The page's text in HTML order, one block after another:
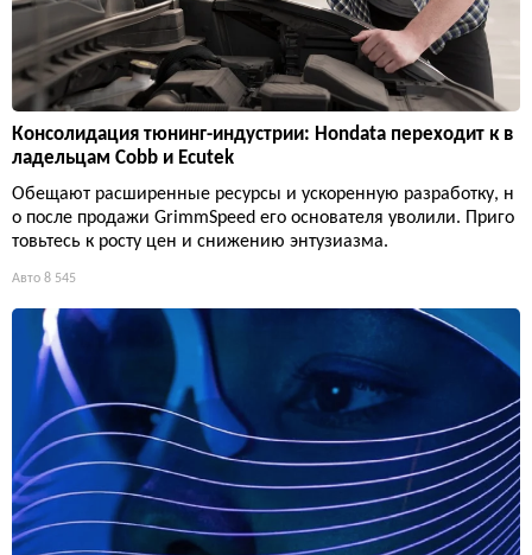
Консолидация тюнинг-индустрии: Hondata переходит к в
ладельцам Cobb и Ecutek
Обещают расширенные ресурсы и ускоренную разработку, н
о после продажи GrimmSpeed его основателя уволили. Приго
товьтесь к росту цен и снижению энтузиазма.
Авто 8 545